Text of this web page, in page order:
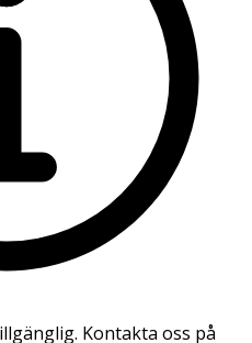
Kontakta oss på